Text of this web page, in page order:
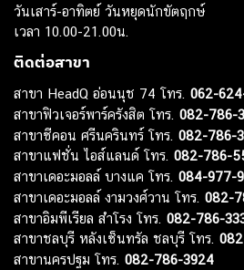
วันเสาร์-อาทิตย์ วันหยุดนักขัตฤกษ์
เวลา 10.00-21.00น.
ติดต่อสาขา
สาขา HeadQ อ่อนนุช 74 โทร. 062-
สาขาฟิวเจอร์พาร์ครังสิต โทร. 082-786-
สาขาซีคอน ศรีนครินทร์ โทร. 082-786-
สาขาแฟชั่น ไอส์แลนด์ โทร. 082-786-
สาขาเดอะมอลล์ บางแค โทร. 084-977-
สาขาเดอะมอลล์ งามวงศ์วาน โทร. 082-
สาขาอิมพีเรียล สำโรง โทร. 082-786-
สาขาชลบุรี หลังเซ็นทรัล ชลบุรี โทร.
สาขานครปฐม โทร. 082-786-3924